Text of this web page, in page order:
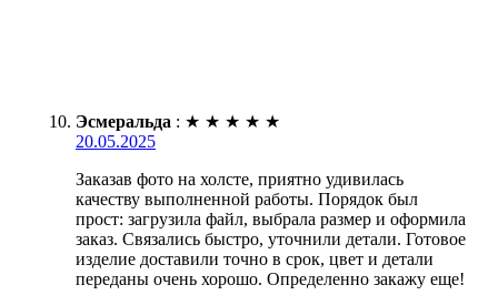
Эсмеральда : ★ ★ ★ ★ ★
20.05.2025
Заказав фото на холсте, приятно удивилась
качеству выполненной работы. Порядок был
прост: загрузила файл, выбрала размер и оформила
заказ. Связались быстро, уточнили детали. Готовое
изделие доставили точно в срок, цвет и детали
переданы очень хорошо. Определенно закажу еще!